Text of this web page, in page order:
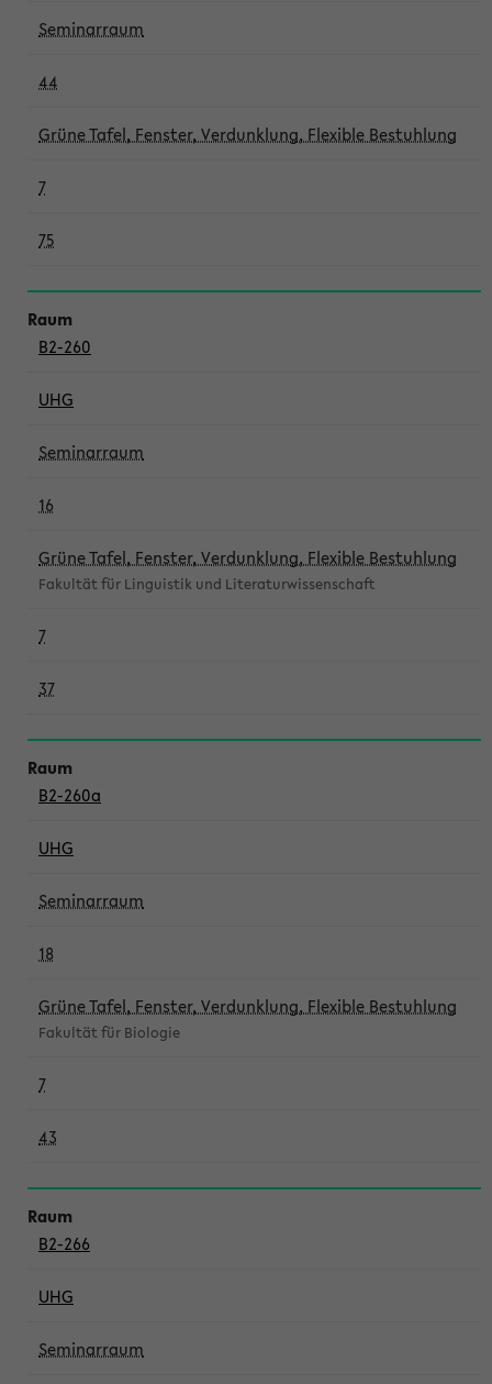
Seminarraum
44
Grüne Tafel, Fenster, Verdunklung, Flexible Bestuhlung
7
75
B2-260
UHG
Seminarraum
16
Grüne Tafel, Fenster, Verdunklung, Flexible Bestuhlung
Fakultät für Linguistik und Literaturwissenschaft
7
37
B2-260a
UHG
Seminarraum
18
Grüne Tafel, Fenster, Verdunklung, Flexible Bestuhlung
Fakultät für Biologie
7
43
B2-266
UHG
Seminarraum